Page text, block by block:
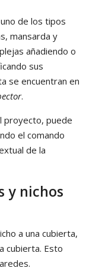
de los tipos
mansarda y
añadiendo o
sus
se encuentran en
.
proyecto, puede
el comando
de la
y nichos
a una cubierta,
cubierta. Esto